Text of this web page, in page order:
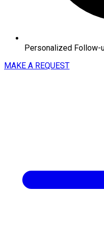
Personalized Follow-
MAKE A REQUEST